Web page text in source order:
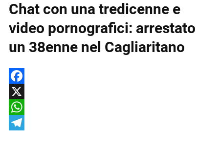
Chat con una tredicenne e
video pornografici: arrestato
un 38enne nel Cagliaritano
Facebook
X
WhatsApp